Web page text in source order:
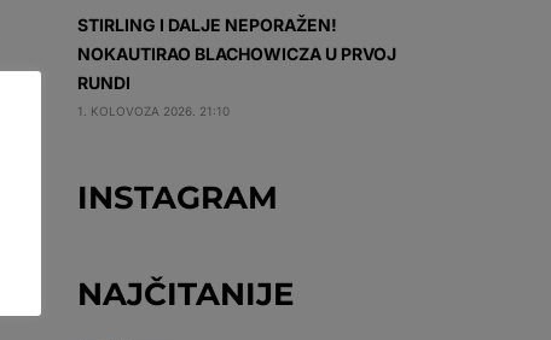
STIRLING I DALJE NEPORAŽEN!
NOKAUTIRAO BLACHOWICZA U PRVOJ
RUNDI
1. KOLOVOZA 2026. 21:10
INSTAGRAM
NAJČITANIJE